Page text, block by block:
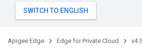
Apigee Edge Edge for Private Cloud